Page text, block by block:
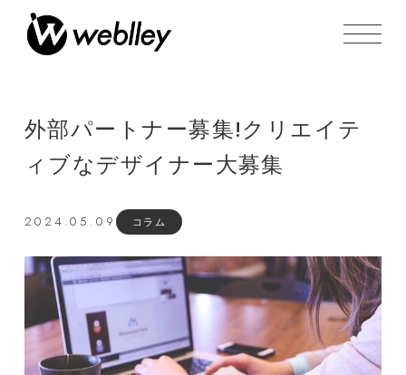
外部パートナー募集!クリエイテ
ィブなデザイナー大募集
2024.05.09 コラム